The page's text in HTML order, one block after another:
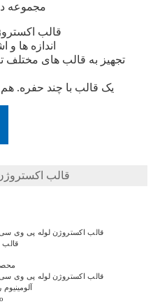
100-150
قالب
1. اندازه
2. تجهیز به قالب های
یک قالب با چند حفره.
قالب
قالب اکستروژن لوله پی وی سی
قالب
قالب اکستروژن لوله پی وی سی